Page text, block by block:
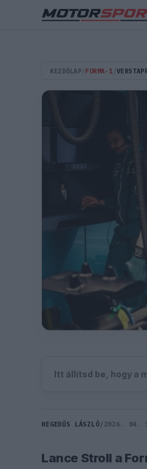
KEZDŐLAP FORMA-1
Itt állítsd be, hogy a
HEGEDŰS LÁSZLÓ/ 2026. 04.
Lance Stroll a